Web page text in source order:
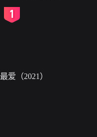
最爱（2021）